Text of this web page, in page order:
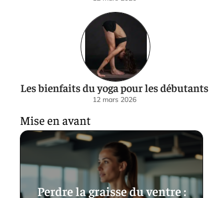
Les bienfaits du yoga pour les débutants
12 mars 2026
Mise en avant
Perdre la graisse du ventre :